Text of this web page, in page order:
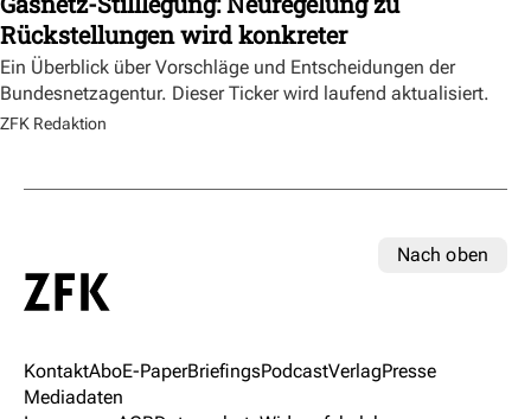
Rückstellungen wird konkreter
Ein Überblick über Vorschläge und Entscheidungen der
Bundesnetzagentur. Dieser Ticker wird laufend aktualisiert.
ZFK Redaktion
Nach oben
KontaktAboE-PaperBriefingsPodcastVerlagPresse
Mediadaten